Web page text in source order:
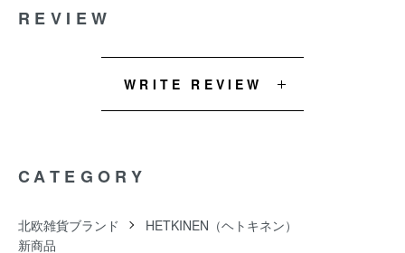
REVIEW
WRITE REVIEW
CATEGORY
北欧雑貨ブランド
HETKINEN（ヘトキネン）
新商品